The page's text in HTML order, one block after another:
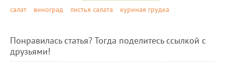
салат
виноград листья салата куриная грудка
Понравилась статья? Тогда поделитесь ссылкой с
друзьями!